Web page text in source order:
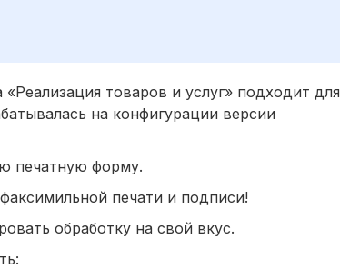
товаров и услуг» подходит для
на конфигурации версии
печатную форму.
печати и подписи!
обработку на свой вкус.